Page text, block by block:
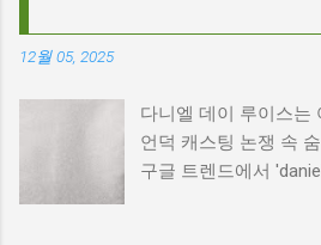
12월 05, 2025
다니엘 데이 루이스는
언덕 캐스팅 논쟁 속
구글 트렌드에서
이름이 왜 다시 사람